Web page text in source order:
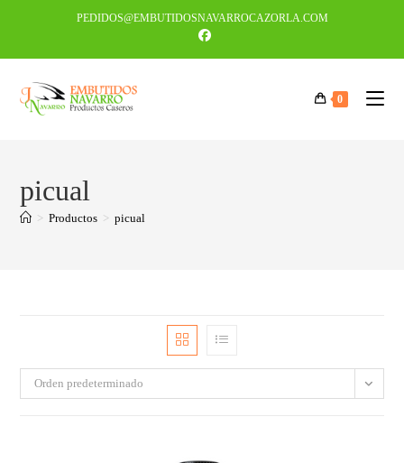
PEDIDOS@EMBUTIDOSNAVARROCAZORLA.COM
0
picual
> Productos > picual
Orden predeterminado